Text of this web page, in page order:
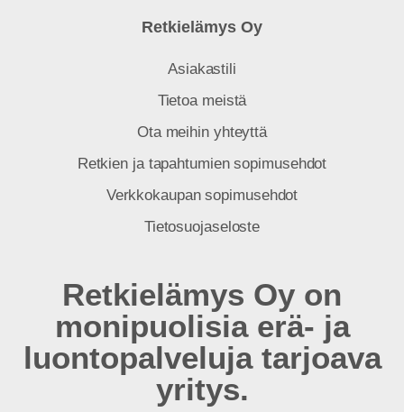
Retkielämys Oy
Asiakastili
Tietoa meistä
Ota meihin yhteyttä
Retkien ja tapahtumien sopimusehdot
Verkkokaupan sopimusehdot
Tietosuojaseloste
Retkielämys Oy on
monipuolisia erä- ja
luontopalveluja tarjoava
yritys.